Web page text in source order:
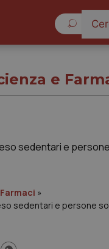
e
»
sedentari e persone